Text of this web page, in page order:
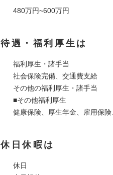
480万円~600万円
待遇・福利厚生は
福利厚生・諸手当
社会保険完備、交通費支給
その他の福利厚生・諸手当
■その他福利厚生
健康保険、厚生年金、雇用保
休日休暇は
休日